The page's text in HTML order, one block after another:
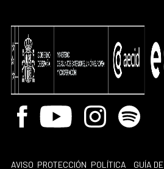
Facebook
Youtube InstagramSpotify
AVISO PROTECCIÓN POLÍTICA
GUÍA DE